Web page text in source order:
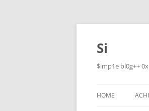
Skip
content
Si
$imp1e bl0g++
HOME